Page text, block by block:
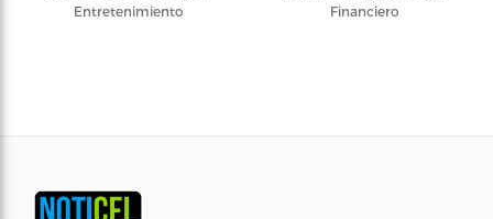
Entretenimiento
Financiero